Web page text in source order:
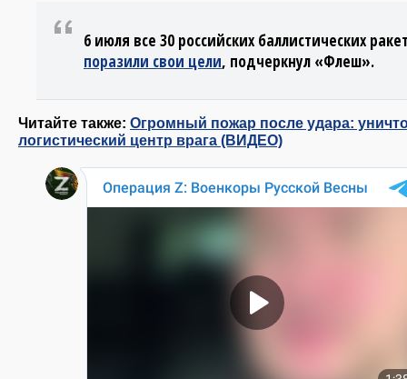
6 июля все 30 российских баллистических
поразили свои цели, подчеркнул «Флеш».
Читайте также: Огромный пожар после удара:
логистический центр врага (ВИДЕО)